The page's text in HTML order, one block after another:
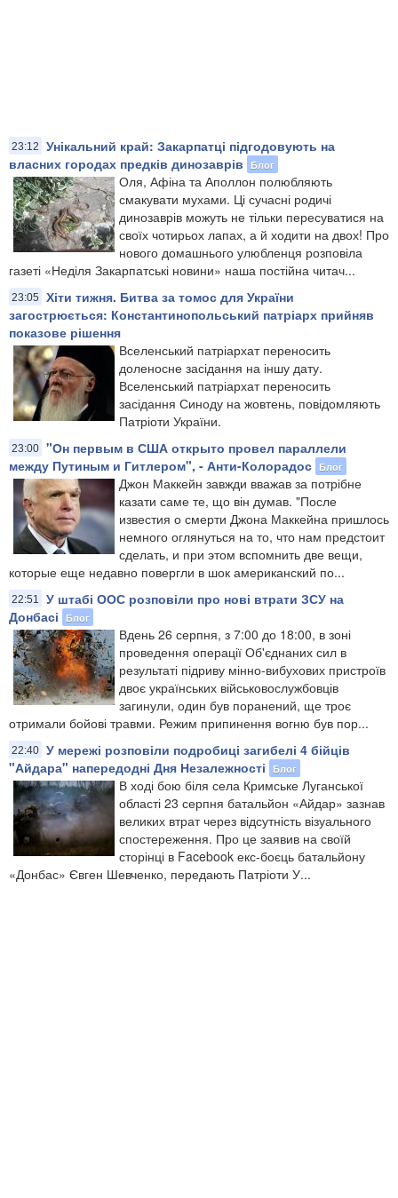
23:12
Унікальний край: Закарпатці підгодовують на
власних городах предків динозаврів
Блог
Оля, Афіна та Аполлон полюбляють
смакувати мухами. Ці сучасні родичі
динозаврів можуть не тільки пересуватися на
своїх чотирьох лапах, а й ходити на двох! Про
нового домашнього улюбленця розповіла
газеті «Неділя Закарпатські новини» наша постійна читач...
23:05
Хіти тижня. Битва за томос для України
загострюється: Константинопольський патріарх прийняв
показове рішення
​Вселенський патріархат переносить
доленосне засідання на іншу дату.
Вселенський патріархат переносить
засідання Синоду на жовтень, повідомляють
Патріоти України.
23:00 "Он первым в США открыто провел параллели
между Путиным и Гитлером", - Анти-Колорадос Блог
Джон Маккейн завжди вважав за потрібне
казати саме те, що він думав. "После
известия о смерти Джона Маккейна пришлось
немного оглянуться на то, что нам предстоит
сделать, и при этом вспомнить две вещи,
которые еще недавно повергли в шок американский по...
22:51
У штабі ООС розповіли про нові втрати ЗСУ на
Донбасі
Блог
Вдень 26 серпня, з 7:00 до 18:00, в зоні
проведення операції Об'єднаних сил в
результаті підриву мінно-вибухових пристроїв
двоє українських військовослужбовців
загинули, один був поранений, ще троє
отримали бойові травми. Режим припинення вогню був пор...
22:40 У мережі розповіли подробиці загибелі 4 бійців
"Айдара" напередодні Дня Незалежності
Блог
В ході бою біля села Кримське Луганської
області 23 серпня батальйон «Айдар» зазнав
великих втрат через відсутність візуального
спостереження. Про це заявив на своїй
сторінці в Facebook екс-боєць батальйону
«Донбас» Євген Шевченко, передають Патріоти У...